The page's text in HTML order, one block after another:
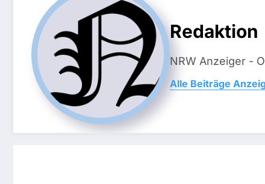
Redaktion
NRW Anzeiger -
Alle Beiträge